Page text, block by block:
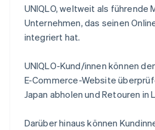
UNIQLO, weltweit als führende
Unternehmen, das seinen
integriert hat.
UNIQLO-Kund/innen können
E-Commerce-Website
Japan abholen und Retouren
Darüber hinaus können